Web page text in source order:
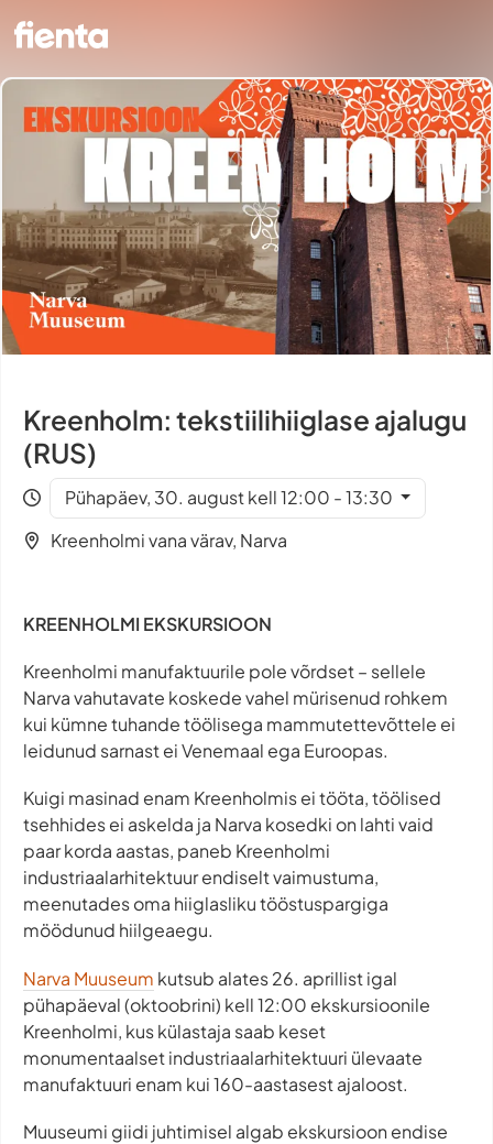
Kreenholm: tekstiilihiiglase ajalugu
(RUS)
Pühapäev, 30. august kell 12:00 - 13:30
Kreenholmi vana värav, Narva
KREENHOLMI EKSKURSIOON
Kreenholmi manufaktuurile pole võrdset – sellele
Narva vahutavate koskede vahel mürisenud rohkem
kui kümne tuhande töölisega mammutettevõttele ei
leidunud sarnast ei Venemaal ega Euroopas.
Kuigi masinad enam Kreenholmis ei tööta, töölised
tsehhides ei askelda ja Narva kosedki on lahti vaid
paar korda aastas, paneb Kreenholmi
industriaalarhitektuur endiselt vaimustuma,
meenutades oma hiiglasliku tööstuspargiga
möödunud hiilgeaegu.
Narva Muuseum kutsub alates 26. aprillist igal
pühapäeval (oktoobrini) kell 12:00 ekskursioonile
Kreenholmi, kus külastaja saab keset
monumentaalset industriaalarhitektuuri ülevaate
manufaktuuri enam kui 160-aastasest ajaloost.
Muuseumi giidi juhtimisel algab ekskursioon endise